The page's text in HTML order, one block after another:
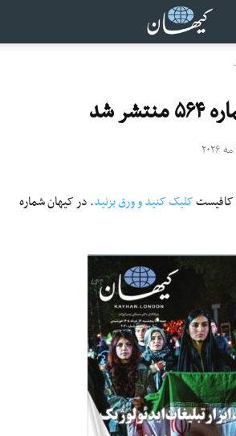
شد
کافیستکلیک کنید و ورق بزنید. در کیهان شماره